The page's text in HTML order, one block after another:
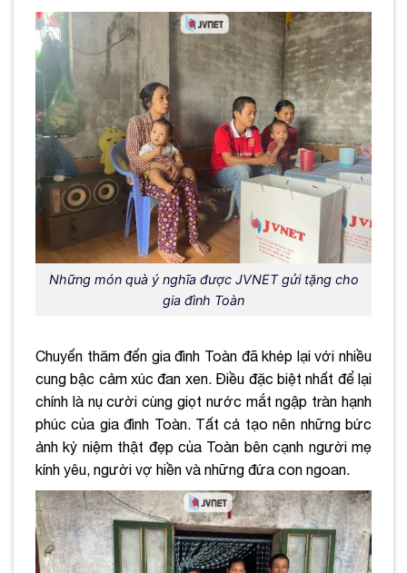
Những món quà ý nghĩa được JVNET gửi tặng cho
gia đình Toàn
Chuyến thăm đến gia đình Toàn đã khép lại với nhiều
cung bậc cảm xúc đan xen. Điều đặc biệt nhất để lại
chính là nụ cười cùng giọt nước mắt ngập tràn hạnh
phúc của gia đình Toàn. Tất cả tạo nên những bức
ảnh kỷ niệm thật đẹp của Toàn bên cạnh người mẹ
kính yêu, người vợ hiền và những đứa con ngoan.